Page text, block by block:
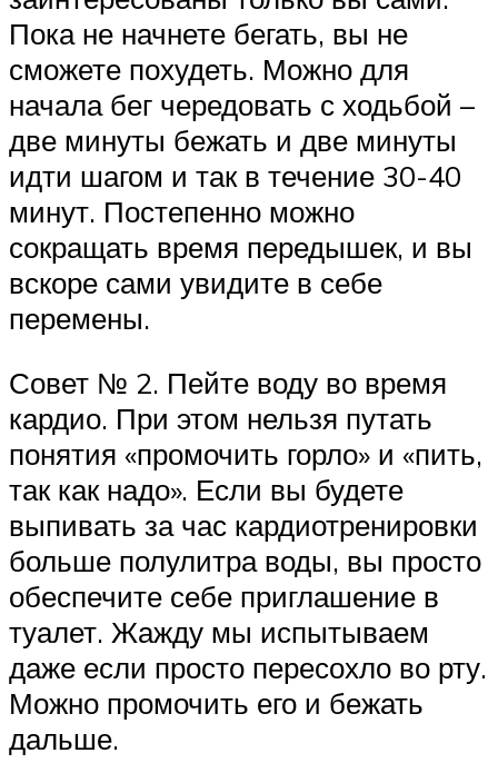
Пока не начнете бегать, вы не
сможете похудеть. Можно для
начала бег чередовать с ходьбой –
две минуты бежать и две минуты
идти шагом и так в течение 30-40
минут. Постепенно можно
сокращать время передышек, и вы
вскоре сами увидите в себе
перемены.
Совет № 2. Пейте воду во время
кардио. При этом нельзя путать
понятия «промочить горло» и «пить,
так как надо». Если вы будете
выпивать за час кардиотренировки
больше полулитра воды, вы просто
обеспечите себе приглашение в
туалет. Жажду мы испытываем
даже если просто пересохло во рту.
Можно промочить его и бежать
дальше.